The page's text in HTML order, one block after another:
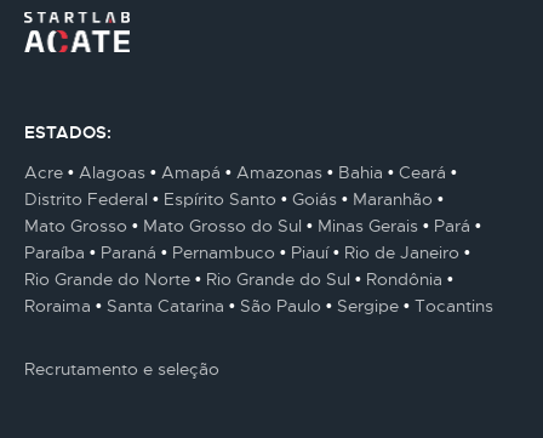
ESTADOS:
Acre
Alagoas Amapá Amazonas Bahia
Ceará
Distrito Federal
Espírito Santo Goiás
Maranhão
Mato Grosso
Mato Grosso do Sul Minas Gerais
Pará
Paraíba
Paraná Pernambuco Piauí
Rio de Janeiro
Rio Grande do Norte
Rio Grande do Sul
Rondônia
Roraima
Santa Catarina São Paulo Sergipe Tocantins
Recrutamento e seleção